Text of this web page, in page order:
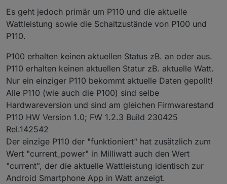
Es geht jedoch primär um P110 und die aktuelle
Wattleistung sowie die Schaltzustände von P100 und
P110.
P100 erhalten keinen aktuellen Status zB. an oder aus.
P110 erhalten keinen aktuellen Statur zB. aktuelle Watt.
Nur ein einziger P110 bekommt aktuelle Daten gepollt!
Alle P110 (wie auch die P100) sind selbe
Hardwareversion und sind am gleichen Firmwarestand
P110 HW Version 1.0; FW 1.2.3 Build 230425
Rel.142542
Der einzige P110 der "funktioniert" hat zusätzlich zum
Wert "current_power" in Milliwatt auch den Wert
"current", der die aktuelle Wattleistung identisch zur
Android Smartphone App in Watt anzeigt.